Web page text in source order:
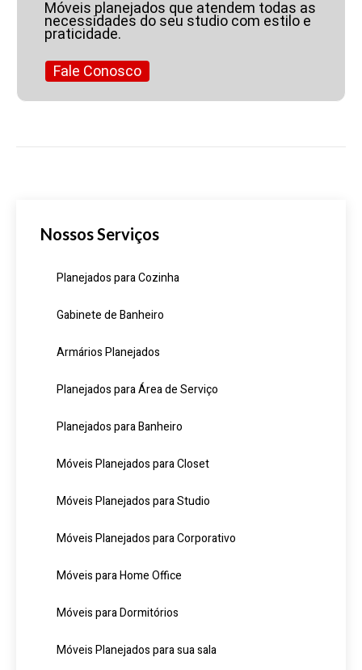
Móveis planejados que atendem todas as
necessidades do seu studio com estilo e
praticidade.
Fale Conosco
Nossos Serviços
Planejados para Cozinha
Gabinete de Banheiro
Armários Planejados
Planejados para Área de Serviço
Planejados para Banheiro
Móveis Planejados para Closet
Móveis Planejados para Studio
Móveis Planejados para Corporativo
Móveis para Home Office
Móveis para Dormitórios
Móveis Planejados para sua sala